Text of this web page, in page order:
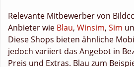
Relevante Mitbewerber von
Anbieter wie Blau, Winsim, Sim
Diese Shops bieten ähnliche
jedoch variiert das Angebot in
Preis und Extras. Blau zum